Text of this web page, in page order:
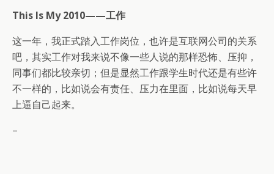
This Is My 2010——工作
这一年，我正式踏入工作岗位，也许是互联网公司的关系
吧，其实工作对我来说不像一些人说的那样恐怖、压抑，
同事们都比较亲切；但是显然工作跟学生时代还是有些许
不一样的，比如说会有责任、压力在里面，比如说每天早
上逼自己起来。
–